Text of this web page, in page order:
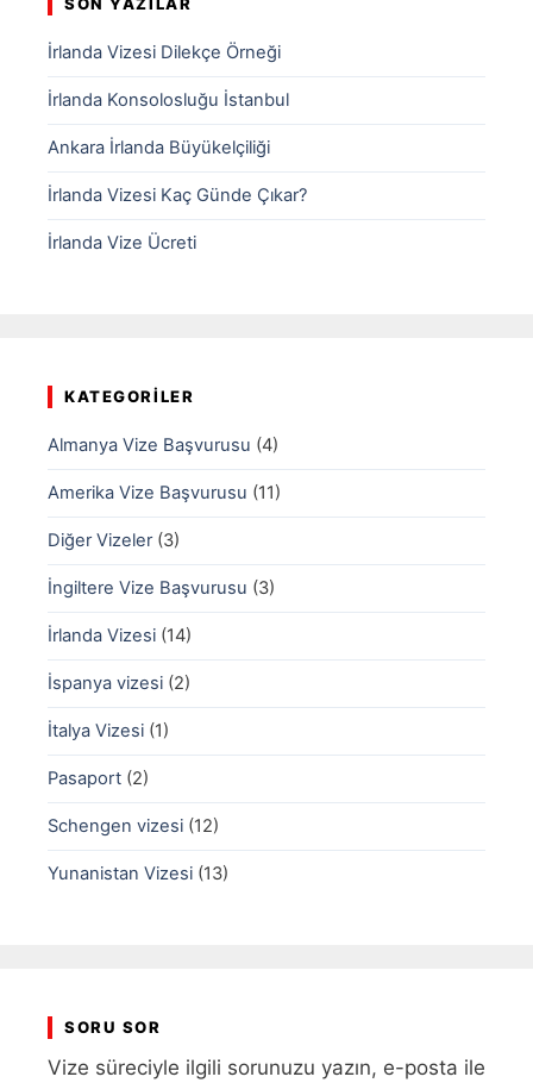
İrlanda Vizesi Dilekçe Örneği
İrlanda Konsolosluğu İstanbul
Ankara İrlanda Büyükelçiliği
İrlanda Vizesi Kaç Günde Çıkar?
İrlanda Vize Ücreti
KATEGORILER
Almanya Vize Başvurusu (4)
Amerika Vize Başvurusu (11)
Diğer Vizeler(3)
İngiltere Vize Başvurusu (3)
İrlanda Vizesi (14)
İspanya vizesi (2)
İtalya Vizesi (1)
Pasaport (2)
Schengen vizesi (12)
Yunanistan Vizesi (13)
SORU SOR
Vize süreciyle ilgili sorunuzu yazın, e-posta ile